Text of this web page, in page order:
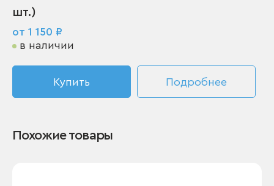
шт.)
от 1 150 ₽
в наличии
Купить Подробнее
Похожие товары